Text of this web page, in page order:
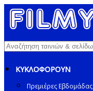
ΚΥΚΛΟΦΟΡΟΥΝ
Πρεμιέρες Εβδομάδας